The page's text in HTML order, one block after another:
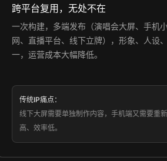
跨平台复用，无处不在
一次构建，多端发布（演唱会大屏、手机
网、直播平台、线下立牌），形象、人设
一，运营成本大幅降低。
传统IP痛点：
线下大屏需要单独制作内容，手机端又需要重
高、效率低。